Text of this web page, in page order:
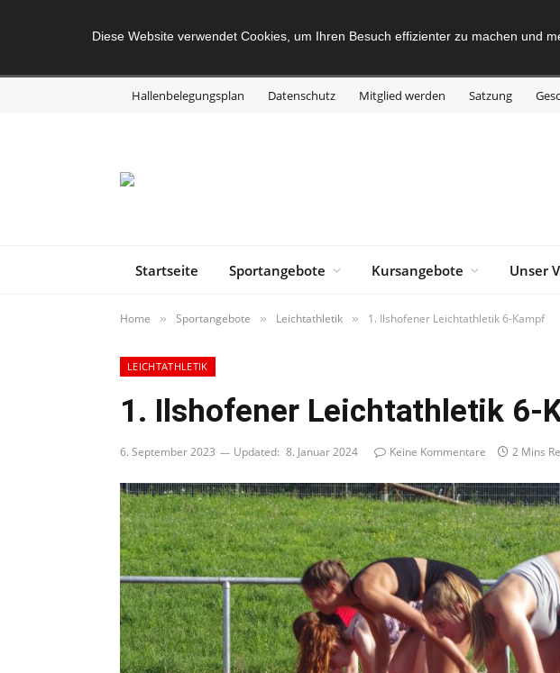
Diese Website verwendet Cookies, um Ihren Besuch effizienter zu machen und
Hallenbelegungsplan Datenschutz Mitglied werden Satzung
Startseite Sportangebote Kursangebote Unser
Home » Sportangebote » Leichtathletik » 1. Ilshofener Leichtathletik 6-Kampf
LEICHTATHLETIK
1. Ilshofener Leichtathletik 6-
6. September 2023 Updated: 8. Januar 2024 Keine Kommentare 2 Mins